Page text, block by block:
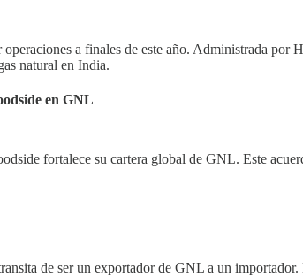
a finales de este año. Administrada por
natural en India.
en GNL
fortalece su cartera global de GNL. Este
de ser un exportador de GNL a un